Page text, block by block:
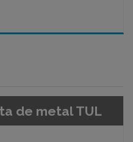
de metal TUL